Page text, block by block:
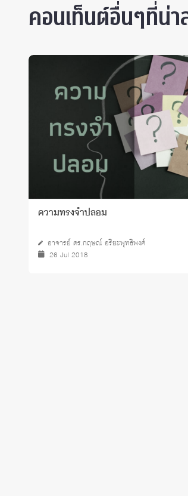
คอนเท็นต์อื่นๆที่น่า
ความทรงจำปลอม
อาจารย์ ดร.กฤษณ์ อริยะพุทธิพงศ์
26 Jul 2018